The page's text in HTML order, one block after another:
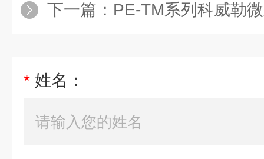
下一篇： PE-TM系列科威勒微差压
* 姓名：